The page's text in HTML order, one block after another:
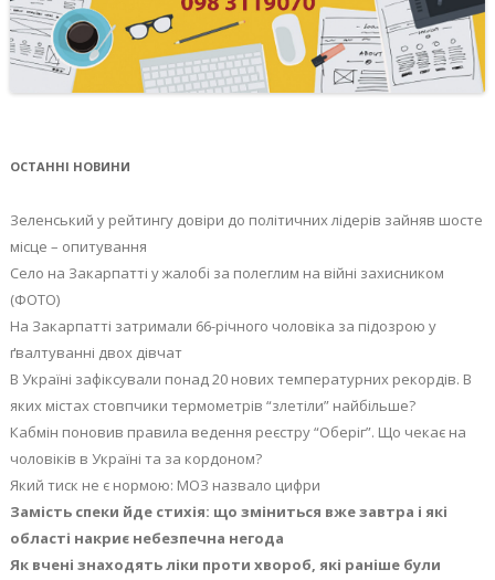
ОСТАННІ НОВИНИ
Зеленський у рейтингу довіри до політичних лідерів зайняв шосте
місце – опитування
Село на Закарпатті у жалобі за полеглим на війні захисником
(ФОТО)
На Закарпатті затримали 66-річного чоловіка за підозрою у
ґвалтуванні двох дівчат
В Україні зафіксували понад 20 нових температурних рекордів. В
яких містах стовпчики термометрів “злетіли” найбільше?
Кабмін поновив правила ведення реєстру “Оберіг”. Що чекає на
чоловіків в Україні та за кордоном?
Який тиск не є нормою: МОЗ назвало цифри
Замість спеки йде стихія: що зміниться вже завтра і які
області накриє небезпечна негода
Як вчені знаходять ліки проти хвороб, які раніше були